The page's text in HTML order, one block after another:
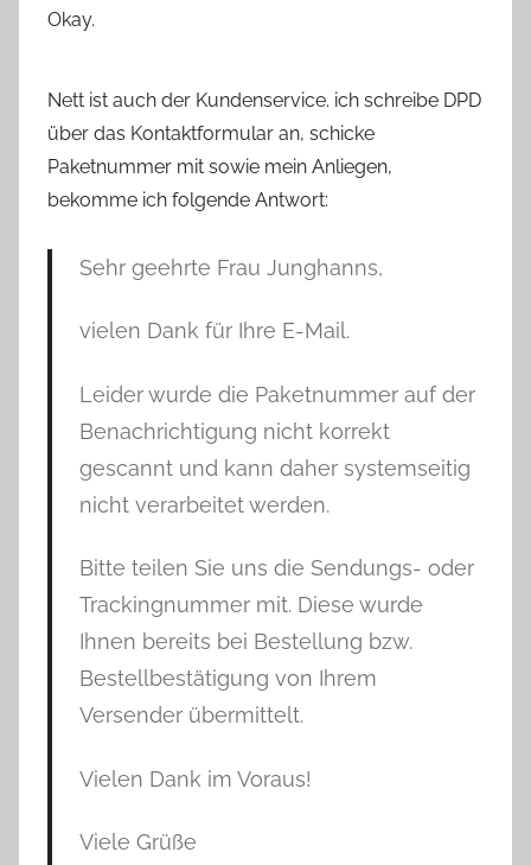
Okay.
Nett ist auch der Kundenservice. ich schreibe DPD
über das Kontaktformular an, schicke
Paketnummer mit sowie mein Anliegen,
bekomme ich folgende Antwort:
Sehr geehrte Frau Junghanns,
vielen Dank für Ihre E-Mail.
Leider wurde die Paketnummer auf der
Benachrichtigung nicht korrekt
gescannt und kann daher systemseitig
nicht verarbeitet werden.
Bitte teilen Sie uns die Sendungs- oder
Trackingnummer mit. Diese wurde
Ihnen bereits bei Bestellung bzw.
Bestellbestätigung von Ihrem
Versender übermittelt.
Vielen Dank im Voraus!
Viele Grüße